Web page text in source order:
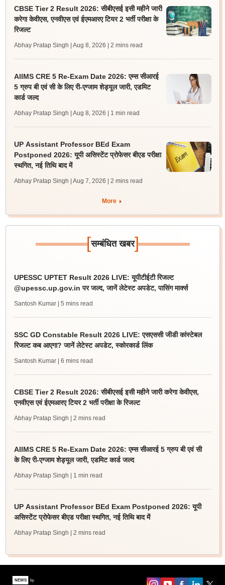
CBSE Tier 2 Result 2026: सीबीएसई इसी महीने जारी
करेगा केवीएस, एनवीएस एवं ईएमआरए टियर 2 भर्ती परीक्षा के
रिजल्ट
Abhay Pratap Singh | Aug 8, 2026 | 2 mins read
AIIMS CRE 5 Re-Exam Date 2026: एम्स सीआरई
5 ग्रुप बी एवं सी के लिए री-एग्जाम शेड्यूल जारी, एडमिट
कार्ड जल्द
Abhay Pratap Singh | Aug 8, 2026 | 1 min read
UP Assistant Professor BEd Exam
Postponed 2026: यूपी असिस्टेंट प्रोफेसर बीएड परीक्षा
स्थगित, नई तिथि बाद में
Abhay Pratap Singh | Aug 7, 2026 | 2 mins read
More
[सम्बंधित खबर]
UPESSC UPTET Result 2026 LIVE: यूपीटीईटी रिजल्ट
@upessc.up.gov.in पर जल्द, जानें लेटेस्ट अपडेट, पासिंग मार्क्स
Santosh Kumar | 5 mins read
SSC GD Constable Result 2026 LIVE: एसएससी जीडी कांस्टेबल
रिजल्ट कब आएगा? जानें लेटेस्ट अपडेट, स्कोरकार्ड लिंक
Santosh Kumar | 6 mins read
CBSE Tier 2 Result 2026: सीबीएसई इसी महीने जारी करेगा केवीएस,
एनवीएस एवं ईएमआरए टियर 2 भर्ती परीक्षा के रिजल्ट
Abhay Pratap Singh | 2 mins read
AIIMS CRE 5 Re-Exam Date 2026: एम्स सीआरई 5 ग्रुप बी एवं सी
के लिए री-एग्जाम शेड्यूल जारी, एडमिट कार्ड जल्द
Abhay Pratap Singh | 1 min read
UP Assistant Professor BEd Exam Postponed 2026: यूपी
असिस्टेंट प्रोफेसर बीएड परीक्षा स्थगित, नई तिथि बाद में
Abhay Pratap Singh | 2 mins read